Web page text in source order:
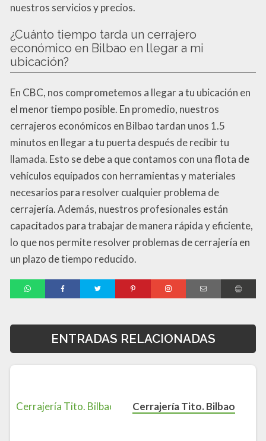
nuestros servicios y precios.
¿Cuánto tiempo tarda un cerrajero
económico en Bilbao en llegar a mi
ubicación?
En CBC, nos comprometemos a llegar a tu ubicación en
el menor tiempo posible. En promedio, nuestros
cerrajeros económicos en Bilbao tardan unos 1.5
minutos en llegar a tu puerta después de recibir tu
llamada. Esto se debe a que contamos con una flota de
vehículos equipados con herramientas y materiales
necesarios para resolver cualquier problema de
cerrajería. Además, nuestros profesionales están
capacitados para trabajar de manera rápida y eficiente,
lo que nos permite resolver problemas de cerrajería en
un plazo de tiempo reducido.
ENTRADAS RELACIONADAS
Cerrajería Tito. Bilbao